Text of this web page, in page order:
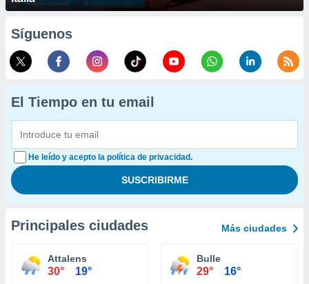
Síguenos
El Tiempo en tu email
He leído y acepto la política de privacidad.
Principales ciudades Más ciudades
Attalens
30° 19°
Bulle
29° 16°